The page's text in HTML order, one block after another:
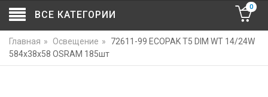
ВСЕ КАТЕГОРИИ
0
Главная » Освещение »
72611-99 ECOPAK T5 DIM WT 14/24W
584x38x58 OSRAM 185шт